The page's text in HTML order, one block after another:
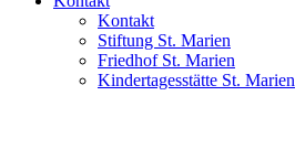
Kontakt
Stiftung St. Marien
Friedhof St. Marien
Kindertagesstätte St. Marien